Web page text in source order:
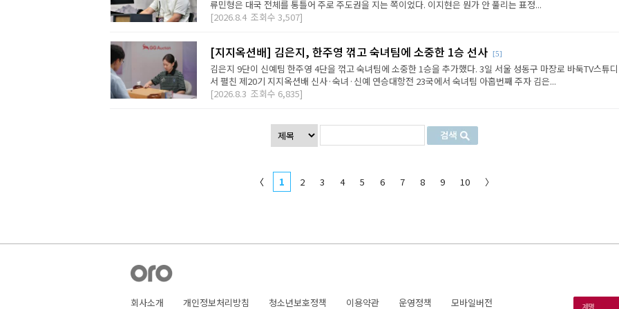
류민형은 대국 전체를 통틀어 주로 주도권을 지는 쪽이었다. 이지현은 뭔가 안 풀리는 표정...
[2026.8.4 조회수 3,507]
[지지옥션배] 김은지, 한주영 꺾고 숙녀팀에 소중한 1승 선사 [5]
김은지 9단이 신예팀 한주영 4단을 꺾고 숙녀팀에 소중한 1승을 추가했다. 3일 서울 성동구 마장로 바둑TV스튜
서 펼친 제20기 지지옥션배 신사·숙녀·신예 연승대항전 23국에서 숙녀팀 아홉번째 주자 김은...
[2026.8.3 조회수 6,835]
〈 1 2 3 4 5 6 7 8 9 10 〉
회사소개 개인정보처리방침 청소년보호정책 이용약관 운영정책 모바일버전